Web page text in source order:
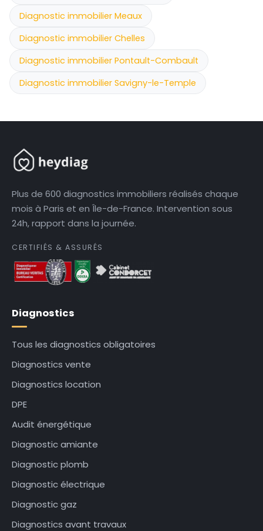
Diagnostic immobilier Meaux
Diagnostic immobilier Chelles
Diagnostic immobilier Pontault-Combault
Diagnostic immobilier Savigny-le-Temple
Plus de 600 diagnostics immobiliers réalisés chaque
mois à Paris et en Île-de-France. Intervention sous
24h, rapport dans la journée.
CERTIFIÉS & ASSURÉS
Diagnostics
Tous les diagnostics obligatoires
Diagnostics vente
Diagnostics location
DPE
Audit énergétique
Diagnostic amiante
Diagnostic plomb
Diagnostic électrique
Diagnostic gaz
Diagnostics avant travaux